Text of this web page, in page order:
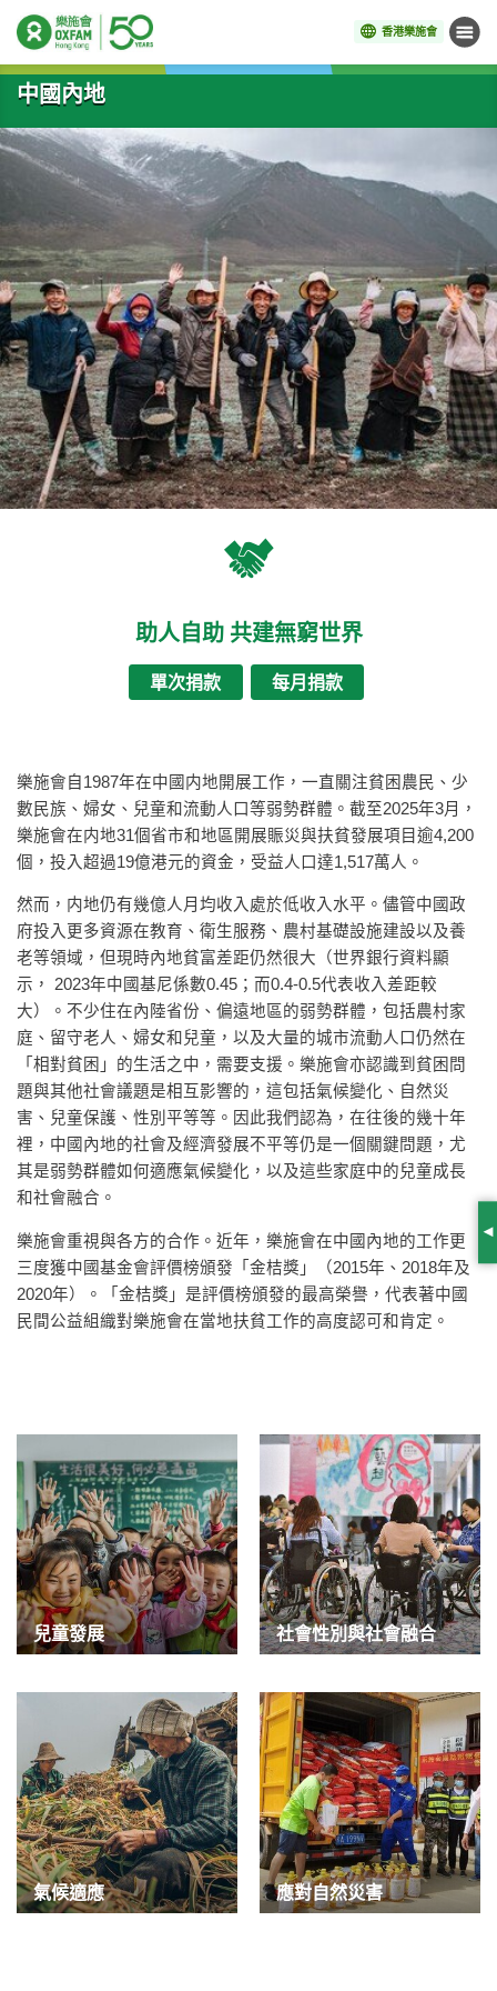
香港樂施會 目錄
開始主要內容
中國內地
助人自助 共建無窮世界
單次捐款 每月捐款
樂施會自1987年在中國内地開展工作，一直關注貧困農民、少
數民族、婦女、兒童和流動人口等弱勢群體。截至2025年3月，
樂施會在内地31個省市和地區開展賑災與扶貧發展項目逾4,200
個，投入超過19億港元的資金，受益人口達1,517萬人。
然而，内地仍有幾億人月均收入處於低收入水平。儘管中國政
府投入更多資源在教育、衛生服務、農村基礎設施建設以及養
老等領域，但現時內地貧富差距仍然很大（世界銀行資料顯
示， 2023年中國基尼係數0.45；而0.4-0.5代表收入差距較
大）。不少住在內陸省份、偏遠地區的弱勢群體，包括農村家
庭、留守老人、婦女和兒童，以及大量的城市流動人口仍然在
「相對貧困」的生活之中，需要支援。樂施會亦認識到貧困問
題與其他社會議題是相互影響的，這包括氣候變化、自然災
害、兒童保護、性別平等等。因此我們認為，在往後的幾十年
裡，中國內地的社會及經濟發展不平等仍是一個關鍵問題，尤
其是弱勢群體如何適應氣候變化，以及這些家庭中的兒童成長
和社會融合。
樂施會重視與各方的合作。近年，樂施會在中國內地的工作更
三度獲中國基金會評價榜頒發「金桔獎」（2015年、2018年及
2020年）。「金桔獎」是評價榜頒發的最高榮譽，代表著中國
民間公益組織對樂施會在當地扶貧工作的高度認可和肯定。
兒童發展 社會性別與社會融合
氣候適應 應對自然災害